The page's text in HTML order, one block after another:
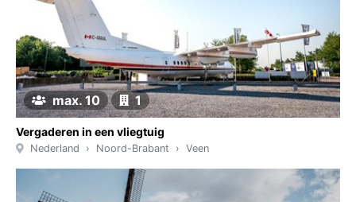
max. 10 1
Vergaderen in een vliegtuig
Nederland Noord-Brabant Veen